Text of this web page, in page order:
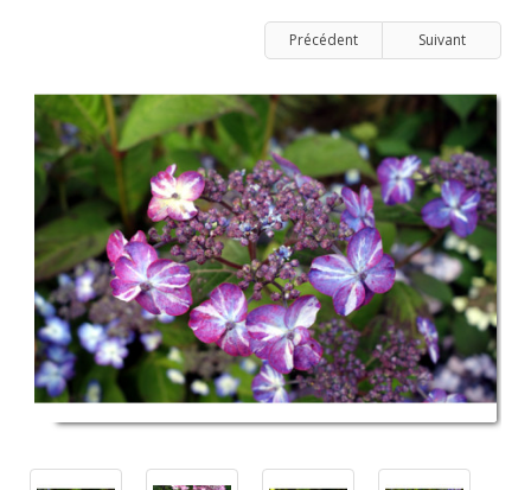
Précédent Suivant